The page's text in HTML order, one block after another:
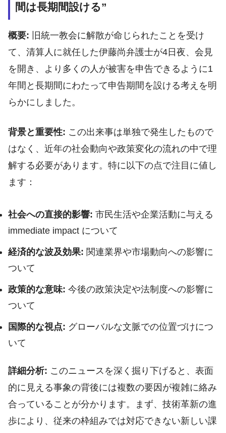
間は長期間設ける”
概要: 旧統一教会に解散が命じられたことを受け
て、清算人に就任した伊藤尚弁護士が4日夜、会見
を開き、より多くの人が被害を申告できるように1
年間と長期間にわたって申告期間を設ける考えを明
らかにしました。
背景と重要性: この出来事は単独で発生したもので
はなく、近年の社会動向や政策変化の流れの中で理
解する必要があります。特に以下の点で注目に値し
ます：
社会への直接的影響: 市民生活や企業活動に与える
immediate impact について
経済的な波及効果: 関連業界や市場動向への影響に
ついて
政策的な意味: 今後の政策決定や法制度への影響に
ついて
国際的な視点: グローバルな文脈での位置づけにつ
いて
詳細分析: このニュースを深く掘り下げると、表面
的に見える事象の背後には複数の要因が複雑に絡み
合っていることが分かります。まず、技術革新の進
歩により、従来の枠組みでは対応できない新しい課